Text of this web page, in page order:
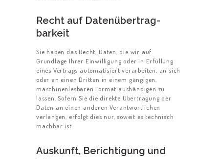
Recht auf Daten­übertrag­
barkeit
Sie haben das Recht, Daten, die wir auf
Grundlage Ihrer Einwilligung oder in Erfüllung
eines Vertrags automatisiert verarbeiten, an sich
oder an einen Dritten in einem gängigen,
maschinenlesbaren Format aushändigen zu
lassen. Sofern Sie die direkte Übertragung der
Daten an einen anderen Verantwortlichen
verlangen, erfolgt dies nur, soweit es technisch
machbar ist.
Auskunft, Berichtigung und